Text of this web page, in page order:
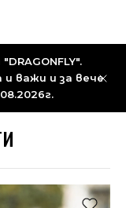
важи и за вече